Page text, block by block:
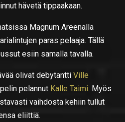
hävetä tippaakaan.
Magnum Areenalla
paras pelaaja. Tällä
esiin samalla tavalla.
olivat debytantti Ville
pelannut Kalle Taimi. Myös
vaihdosta kehiin tullut
eliittiä.